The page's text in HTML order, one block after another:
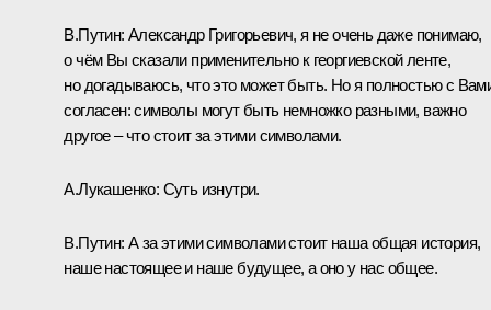
В.Путин: Александр Григорьевич, я не очень даже понимаю,
о чём Вы сказали применительно к георгиевской ленте,
но догадываюсь, что это может быть. Но я полностью с
согласен: символы могут быть немножко разными, важно
другое – что стоит за этими символами.
А.Лукашенко: Суть изнутри.
В.Путин: А за этими символами стоит наша общая история,
наше настоящее и наше будущее, а оно у нас общее.